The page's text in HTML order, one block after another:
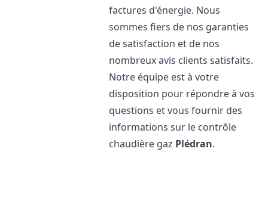
factures d'énergie. Nous
sommes fiers de nos garanties
de satisfaction et de nos
nombreux avis clients satisfaits.
Notre équipe est à votre
disposition pour répondre à vos
questions et vous fournir des
informations sur le contrôle
chaudière gaz Plédran.